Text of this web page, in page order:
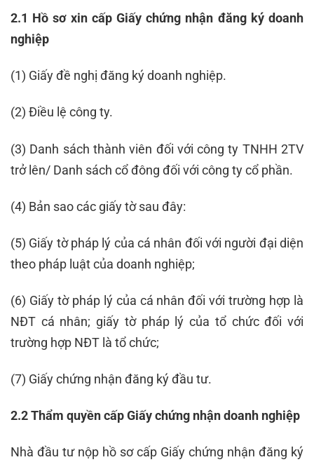
2.1 Hồ sơ xin cấp Giấy chứng nhận đăng ký doanh
nghiệp
(1) Giấy đề nghị đăng ký doanh nghiệp.
(2) Điều lệ công ty.
(3) Danh sách thành viên đối với công ty TNHH 2TV
trở lên/ Danh sách cổ đông đối với công ty cổ phần.
(4) Bản sao các giấy tờ sau đây:
(5) Giấy tờ pháp lý của cá nhân đối với người đại diện
theo pháp luật của doanh nghiệp;
(6) Giấy tờ pháp lý của cá nhân đối với trường hợp là
NĐT cá nhân; giấy tờ pháp lý của tổ chức đối với
trường hợp NĐT là tổ chức;
(7) Giấy chứng nhận đăng ký đầu tư.
2.2 Thẩm quyền cấp Giấy chứng nhận doanh nghiệp
Nhà đầu tư nộp hồ sơ cấp Giấy chứng nhận đăng ký